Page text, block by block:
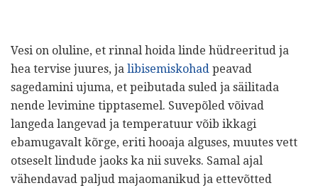
Vesi on oluline, et rinnal hoida linde hüdreeritud ja
hea tervise juures, ja libisemiskohad peavad
sagedamini ujuma, et peibutada suled ja säilitada
nende levimine tipptasemel. Suvepõled võivad
langeda langevad ja temperatuur võib ikkagi
ebamugavalt kõrge, eriti hooaja alguses, muutes vett
otseselt lindude jaoks ka nii suveks. Samal ajal
vähendavad paljud majaomanikud ja ettevõtted